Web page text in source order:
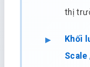
thị
Khối